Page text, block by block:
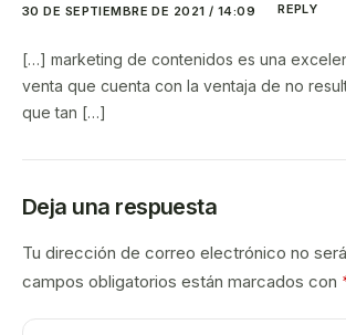
30 DE SEPTIEMBRE DE 2021 / 14:09 REPLY
[…] marketing de contenidos es una
venta que cuenta con la ventaja de no
que tan […]
Deja una respuesta
Tu dirección de correo electrónico no
campos obligatorios están marcados con